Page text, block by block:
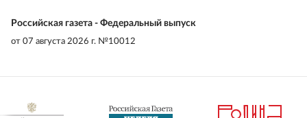
Российская газета - Федеральный выпуск
от 07 августа 2026 г. №10012